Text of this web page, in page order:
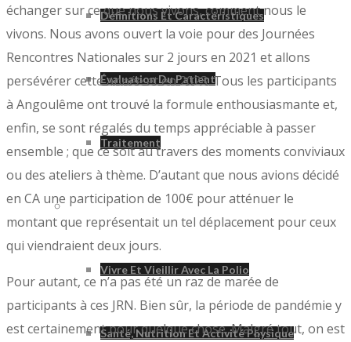
Définitions Et Caractéristiques
Évaluation Du Patient
Traitement
Vivre Avec La Polio
Vivre Et Vieillir Avec La Polio
Santé, Nutrition Et Activité Physique
échanger sur ce que nous vivons, comment nous le
vivons. Nous avons ouvert la voie pour des Journées
Rencontres Nationales sur 2 jours en 2021 et allons
persévérer cette année et en 2023. Tous les participants
à Angoulême ont trouvé la formule enthousiasmante et,
enfin, se sont régalés du temps appréciable à passer
ensemble ; que ce soit au travers des moments conviviaux
ou des ateliers à thème. D’autant que nous avions décidé
en CA une participation de 100€ pour atténuer le
montant que représentait un tel déplacement pour ceux
qui viendraient deux jours.
Pour autant, ce n’a pas été un raz de marée de
participants à ces JRN. Bien sûr, la période de pandémie y
est certainement pour quelque chose. Malgré tout, on est